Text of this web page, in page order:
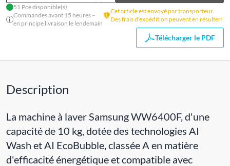
51 Pce disponible(s)
Commandes avant 15 heures –
en principe livraison le lendemain
Cet article est envoyé par transporteur.
Des frais d'expédition peuvent en résulter!
Télécharger le PDF
Description
La machine à laver Samsung WW6400F, d'une
capacité de 10 kg, dotée des technologies AI
Wash et AI EcoBubble, classée A en matière
d'efficacité énergétique et compatible avec